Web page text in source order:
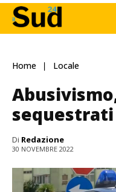
Home Locale
Di Redazione
30 NOVEMBRE 2022